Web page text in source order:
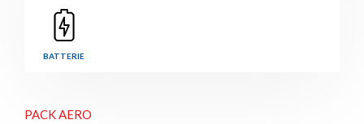
BATTERIE
PACK AERO